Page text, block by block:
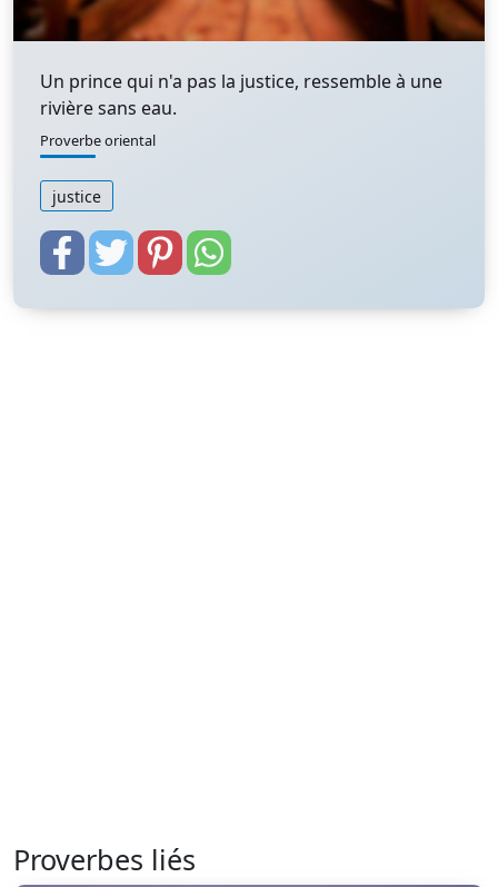
Un prince qui n'a pas la justice, ressemble à une
rivière sans eau.
Proverbe oriental
justice
Proverbes liés